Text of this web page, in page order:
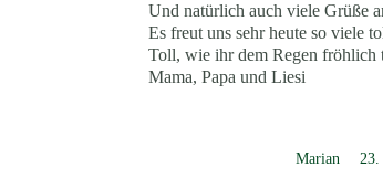
Und natürlich auch viele Grüße
Es freut uns sehr heute so viele
Toll, wie ihr dem Regen fröhlich
Mama, Papa und Liesi
Marian 23.